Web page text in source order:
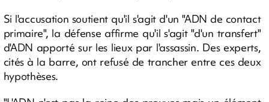
Si l'accusation soutient qu'il s'agit d'un "ADN de contact
primaire", la défense affirme qu'il s'agit "d'un transfert"
d'ADN apporté sur les lieux par l'assassin. Des experts,
cités à la barre, ont refusé de trancher entre ces deux
hypothèses.